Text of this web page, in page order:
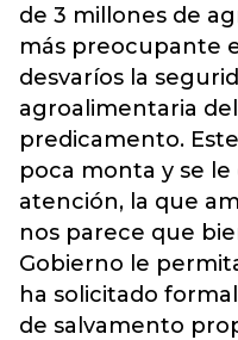
de 3 millones de
más preocupante
desvaríos la
agroalimentaria
predicamento.
poca monta y se
atención, la que
nos parece que
Gobierno le
ha solicitado
de salvamento